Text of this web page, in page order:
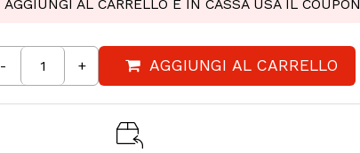
AGGIUNGI AL CARRELLO E IN CASSA USA IL COUPON
- + AGGIUNGI AL CARRELLO